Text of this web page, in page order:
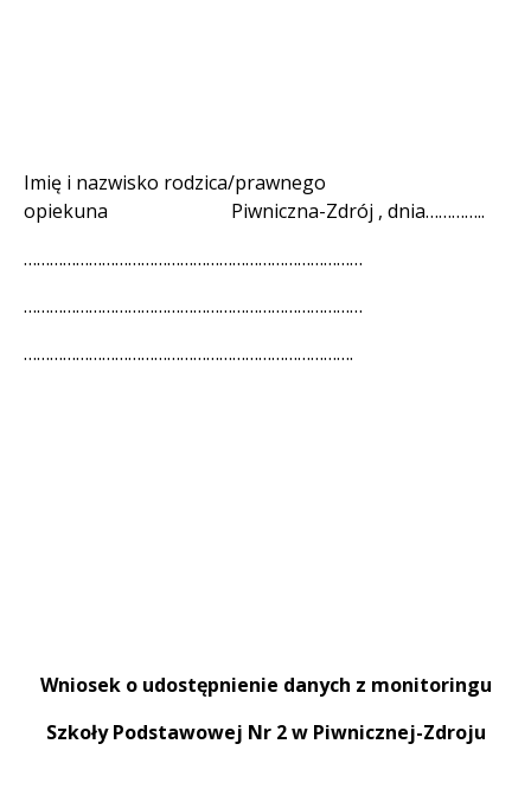
Imię i nazwisko rodzica/prawnego
opiekuna Piwniczna-Zdrój , dnia…………..
……………………………………………………………………
……………………………………………………………………
………………………………………………………………….
Wniosek o udostępnienie danych z monitoringu
Szkoły Podstawowej Nr 2 w Piwnicznej-Zdroju